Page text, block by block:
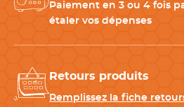
Largeur 20mm
Télécharger la fiche
Paiement en 3 ou 4 fois
étaler vos dépenses
Retours produits
Remplissez la fiche